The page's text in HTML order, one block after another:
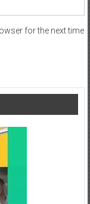
for the next time